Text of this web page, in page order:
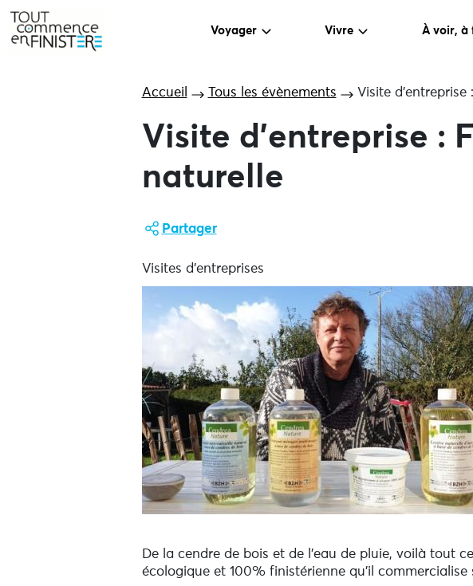
Voyager Vivre À voir, à
Accueil Tous les évènements Visite
Visite d’entreprise :
naturelle
Partager
Visites d'entreprises
De la cendre de bois et de l'eau de pluie, voilà tout
écologique et 100% finistérienne qu'il commercialise